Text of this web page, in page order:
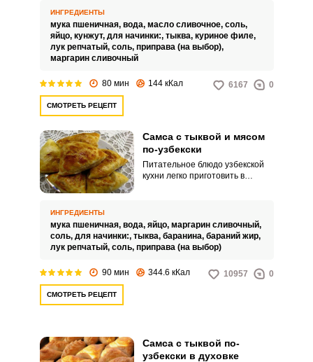
своим ярким видом, вкусом и
ароматом.
ИНГРЕДИЕНТЫ
мука пшеничная, вода, масло сливочное, соль,
яйцо, кунжут, для начинки:, тыква, куриное филе,
лук репчатый, соль, приправа (на выбор),
маргарин сливочный
80 мин 144 кКал 6167 0
СМОТРЕТЬ РЕЦЕПТ
Самса с тыквой и мясом
по-узбекски
Питательное блюдо узбекской
кухни легко приготовить в
ИНГРЕДИЕНТЫ
мука пшеничная, вода, яйцо, маргарин сливочный,
соль, для начинки:, тыква, баранина, бараний жир,
лук репчатый, соль, приправа (на выбор)
90 мин 344.6 кКал 10957 0
СМОТРЕТЬ РЕЦЕПТ
Самса с тыквой по-
узбекски в духовке